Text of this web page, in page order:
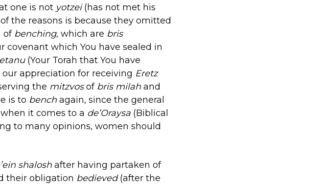
one is not yotzei(has not met his
the reasons is because they omitted
of benching, which are bris
covenant which You have sealed in
(Your Torah that You have
appreciation for receiving Eretz
the mitzvosof bris milah and
is to bench again, since the general
it comes to a de’Oraysa (Biblical
to many opinions, women should
shalosh after having partaken of
their obligation bedieved(after the